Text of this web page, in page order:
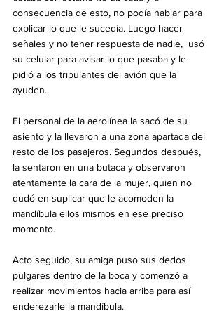
consecuencia de esto, no podía hablar para
explicar lo que le sucedía. Luego hacer
señales y no tener respuesta de nadie,  usó
su celular para avisar lo que pasaba y le
pidió a los tripulantes del avión que la
ayuden.
El personal de la aerolínea la sacó de su
asiento y la llevaron a una zona apartada del
resto de los pasajeros. Segundos después,
la sentaron en una butaca y observaron
atentamente la cara de la mujer, quien no
dudó en suplicar que le acomoden la
mandíbula ellos mismos en ese preciso
momento.
Acto seguido, su amiga puso sus dedos
pulgares dentro de la boca y comenzó a
realizar movimientos hacia arriba para así
enderezarle la mandíbula.